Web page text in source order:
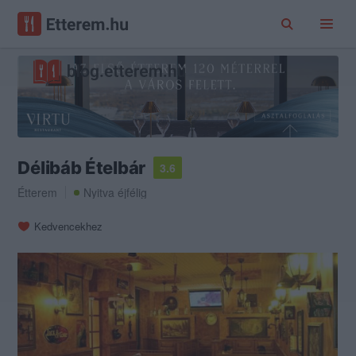
Délibáb Ételbár
3.6
Étterem
Nyitva éjfélig
Kedvencekhez